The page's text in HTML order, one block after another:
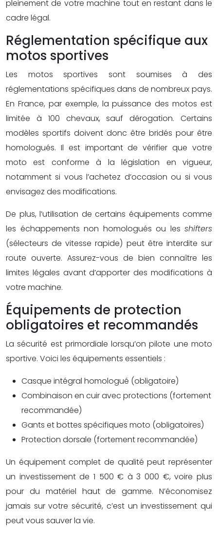
pleinement de votre machine tout en restant dans le
cadre légal.
Réglementation spécifique aux
motos sportives
Les motos sportives sont soumises à des
réglementations spécifiques dans de nombreux pays.
En France, par exemple, la puissance des motos est
limitée à 100 chevaux, sauf dérogation. Certains
modèles sportifs doivent donc être bridés pour être
homologués. Il est important de vérifier que votre
moto est conforme à la législation en vigueur,
notamment si vous l’achetez d’occasion ou si vous
envisagez des modifications.
De plus, l’utilisation de certains équipements comme
les échappements non homologués ou les shifters
(sélecteurs de vitesse rapide) peut être interdite sur
route ouverte. Assurez-vous de bien connaître les
limites légales avant d’apporter des modifications à
votre machine.
Équipements de protection
obligatoires et recommandés
La sécurité est primordiale lorsqu’on pilote une moto
sportive. Voici les équipements essentiels :
Casque intégral homologué (obligatoire)
Combinaison en cuir avec protections (fortement
recommandée)
Gants et bottes spécifiques moto (obligatoires)
Protection dorsale (fortement recommandée)
Un équipement complet de qualité peut représenter
un investissement de 1 500 € à 3 000 €, voire plus
pour du matériel haut de gamme. N’économisez
jamais sur votre sécurité, c’est un investissement qui
peut vous sauver la vie.